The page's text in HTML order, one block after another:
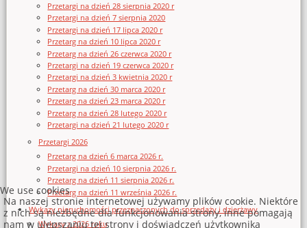
Przetargi na dzień 28 sierpnia 2020 r
Przetargi na dzień 7 sierpnia 2020
Przetargi na dzień 17 lipca 2020 r
Przetarg na dzień 10 lipca 2020 r
Przetarg na dzień 26 czerwca 2020 r
Przetargi na dzień 19 czerwca 2020 r
Przetargi na dzień 3 kwietnia 2020 r
Przetarg na dzień 30 marca 2020 r
Przetarg na dzień 23 marca 2020 r
Przetarg na dzień 28 lutego 2020 r
Przetargi na dzień 21 lutego 2020 r
Przetargi 2026
Przetarg na dzień 6 marca 2026 r.
Przetargi na dzień 10 sierpnia 2026 r.
Przetarg na dzień 11 sierpnia 2026 r.
Przetarg na dzień 11 września 2026 r.
Wykazy nieruchomości przeznaczonych do sprzedaży i dzierżawy
Wykazy z 2026 roku
We use cookies
Na naszej stronie internetowej używamy plików cookie. Niektóre
z nich są niezbędne dla funkcjonowania strony, inne pomagają
nam w ulepszaniu tej strony i doświadczeń użytkownika